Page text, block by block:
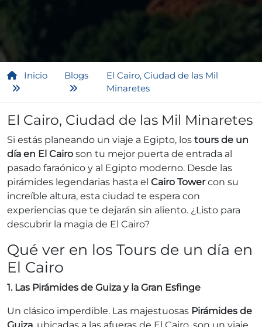
Inicio Blogs
El Cairo, Ciudad de las Mil
Minaretes
El Cairo, Ciudad de las Mil Minaretes
Si estás planeando un viaje a Egipto, los tours de un
día en El Cairo son tu mejor puerta de entrada al
pasado faraónico y al Egipto moderno. Desde las
pirámides legendarias hasta el Cairo Towercon su
increíble altura, esta ciudad te espera con
experiencias que te dejarán sin aliento. ¿Listo para
descubrir la magia de El Cairo?
Qué ver en los Tours de un día en
El Cairo
1. Las Pirámides de Guiza y la Gran Esfinge
Un clásico imperdible. Las majestuosas Pirámides de